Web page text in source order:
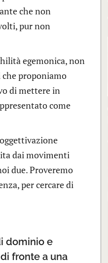
che non
pur non
egemonica, non
proponiamo
di mettere in
come
dai movimenti
due. Proveremo
per cercare di
dominio e
fronte a una